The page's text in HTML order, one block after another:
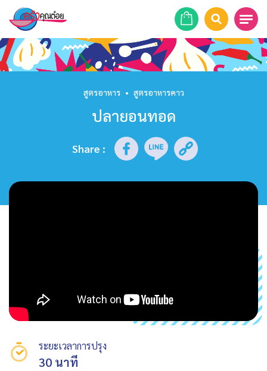
หน้าแรก
รายการย้อนหลัง
สูตรอาหาร • สูตรอาหารคาว
ปลายอนทอด
Share :
ระยะเวลาการปรุง
30 นาที